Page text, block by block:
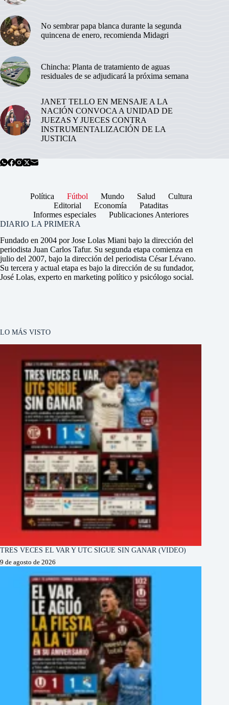
No sembrar papa blanca durante la segunda
quincena de enero, recomienda Midagri
Chincha: Planta de tratamiento de aguas
residuales de se adjudicará la próxima semana
JANET TELLO EN MENSAJE A LA
NACIÓN CONVOCA A UNIDAD DE
JUEZAS Y JUECES CONTRA
INSTRUMENTALIZACIÓN DE LA
JUSTICIA
Política Fútbol Mundo Salud
Cultura
Editorial
Economía
Pataditas
Informes especiales
Publicaciones Anteriores
DIARIO LA PRIMERA
Fundado en 2004 por Jose Lolas Miani bajo la dirección del
periodista Juan Carlos Tafur. Su segunda etapa comienza en
julio del 2007, bajo la dirección del periodista César Lévano.
Su tercera y actual etapa es bajo la dirección de su fundador,
José Lolas, experto en marketing político y psicólogo social.
LO MÁS VISTO
TRES VECES EL VAR Y UTC SIGUE SIN GANAR (VIDEO)
9 de agosto de 2026